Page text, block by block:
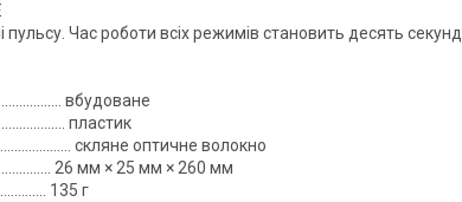
пульсу. Час роботи всіх режимів становить десять секунд
вбудоване
пластик
скляне оптичне волокно
26 мм × 25 мм × 260 мм
135 г